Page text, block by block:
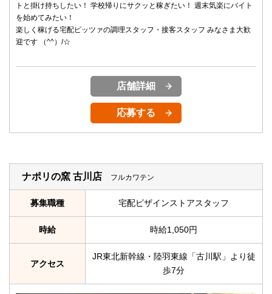
トと掛け持ちしたい！ 学校帰りにサクッと稼ぎたい！ 週末気楽にバイト
を始めてみたい！
楽しく稼げる宅配ピッツァの調理スタッフ・接客スタッフ みなさま大歓
迎です （^^）/☆
店舗詳細
応募する
ナポリの窯 古川店 フルカワテン
募集職種 宅配ピザインストアスタッフ
時給 時給1,050円
アクセス
JR東北新幹線・陸羽東線「古川駅」より徒
歩7分